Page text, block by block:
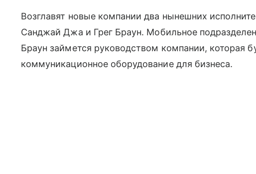
Возглавят новые компании два нынешних
Санджай Джа и Грег Браун. Мобильное
Браун займется руководством компании, которая
коммуникационное оборудование для бизнеса.